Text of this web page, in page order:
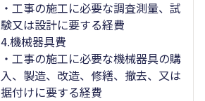
・工事の施工に必要な調査測量、試
験又は設計に要する経費
4.機械器具費
・工事の施工に必要な機械器具の購
入、製造、改造、修繕、撤去、又は
据付けに要する経費